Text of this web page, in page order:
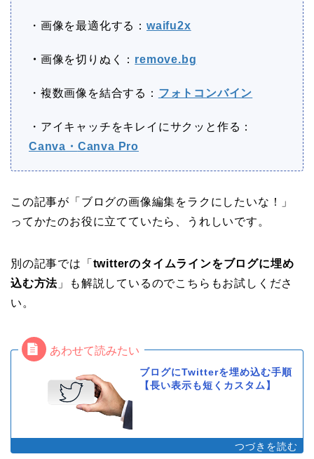
・画像を最適化する： waifu2x
・ 画像を切りぬく： remove.bg
・複数画像を結合する： フォトコンバイン
・アイキャッチをキレイにサクッと作る：
Canva・ Canva Pro
この記事が「ブログの画像編集をラクにしたいな！」
ってかたのお役に立てていたら、うれしいです。
別の記事では「 twitterのタイムラインをブログに埋め
込む方法 」も解説しているのでこちらもお試しくださ
い。
ブログにTwitterを埋め込む手順
【長い表示も短くカスタム】